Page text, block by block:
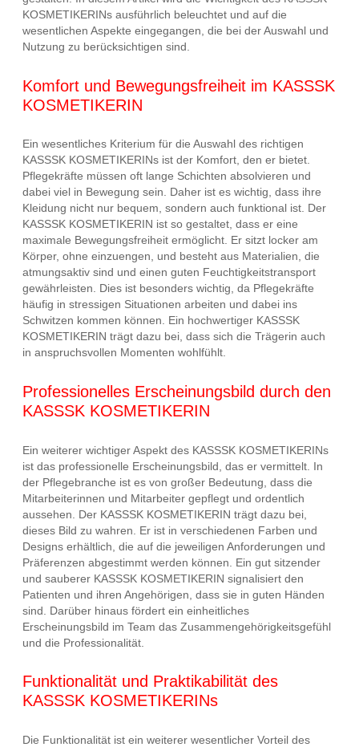
KOSMETIKERINs ausführlich beleuchtet und auf die
wesentlichen Aspekte eingegangen, die bei der Auswahl und
Nutzung zu berücksichtigen sind.
Komfort und Bewegungsfreiheit im KASSSK
KOSMETIKERIN
Ein wesentliches Kriterium für die Auswahl des richtigen
KASSSK KOSMETIKERINs ist der Komfort, den er bietet.
Pflegekräfte müssen oft lange Schichten absolvieren und
dabei viel in Bewegung sein. Daher ist es wichtig, dass ihre
Kleidung nicht nur bequem, sondern auch funktional ist. Der
KASSSK KOSMETIKERIN ist so gestaltet, dass er eine
maximale Bewegungsfreiheit ermöglicht. Er sitzt locker am
Körper, ohne einzuengen, und besteht aus Materialien, die
atmungsaktiv sind und einen guten Feuchtigkeitstransport
gewährleisten. Dies ist besonders wichtig, da Pflegekräfte
häufig in stressigen Situationen arbeiten und dabei ins
Schwitzen kommen können. Ein hochwertiger KASSSK
KOSMETIKERIN trägt dazu bei, dass sich die Trägerin auch
in anspruchsvollen Momenten wohlfühlt.
Professionelles Erscheinungsbild durch den
KASSSK KOSMETIKERIN
Ein weiterer wichtiger Aspekt des KASSSK KOSMETIKERINs
ist das professionelle Erscheinungsbild, das er vermittelt. In
der Pflegebranche ist es von großer Bedeutung, dass die
Mitarbeiterinnen und Mitarbeiter gepflegt und ordentlich
aussehen. Der KASSSK KOSMETIKERIN trägt dazu bei,
dieses Bild zu wahren. Er ist in verschiedenen Farben und
Designs erhältlich, die auf die jeweiligen Anforderungen und
Präferenzen abgestimmt werden können. Ein gut sitzender
und sauberer KASSSK KOSMETIKERIN signalisiert den
Patienten und ihren Angehörigen, dass sie in guten Händen
sind. Darüber hinaus fördert ein einheitliches
Erscheinungsbild im Team das Zusammengehörigkeitsgefühl
und die Professionalität.
Funktionalität und Praktikabilität des
KASSSK KOSMETIKERINs
Die Funktionalität ist ein weiterer wesentlicher Vorteil des